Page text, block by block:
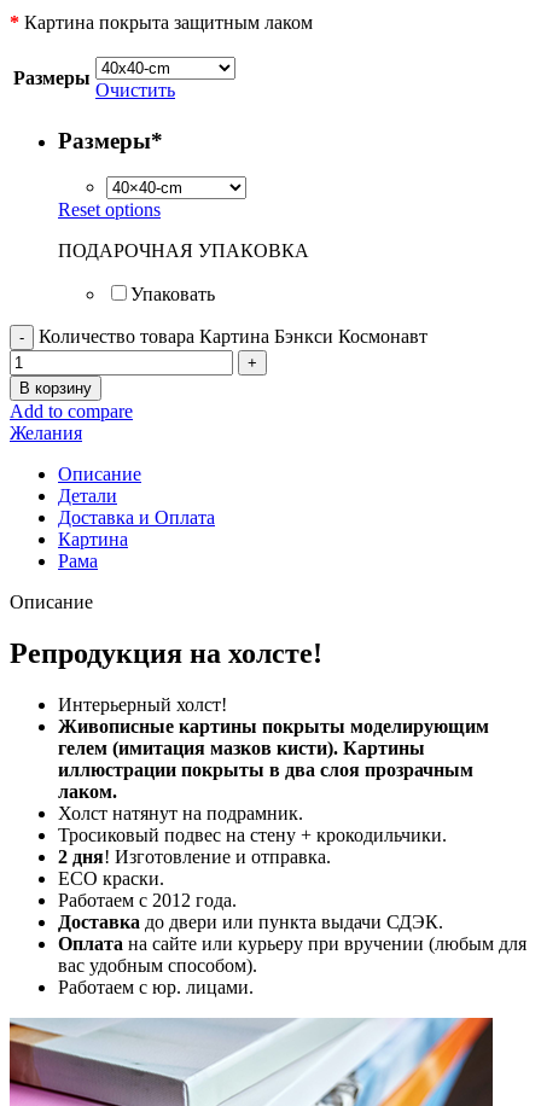
* Картина покрыта защитным лаком
Размеры
Очистить
Размеры*
Reset options
ПОДАРОЧНАЯ УПАКОВКА
Упаковать
Количество товара Картина Бэнкси Космонавт
В корзину
Add to compare
Желания
Описание
Детали
Доставка и Оплата
Картина
Рама
Описание
Репродукция на холсте!
Интерьерный холст!
Живописные картины покрыты моделирующим
гелем (имитация мазков кисти). Картины
иллюстрации покрыты в два слоя прозрачным
лаком.
Холст натянут на подрамник.
Тросиковый подвес на стену + крокодильчики.
2 дня! Изготовление и отправка.
ECO краски.
Работаем с 2012 года.
Доставка до двери или пункта выдачи СДЭК.
Оплата на сайте или курьеру при вручении (любым для
вас удобным способом).
Работаем с юр. лицами.